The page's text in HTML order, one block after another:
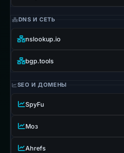
DNS И СЕТЬ
nslookup.io
bgp.tools
SEO И ДОМЕНЫ
SpyFu
Моз
Ahrefs